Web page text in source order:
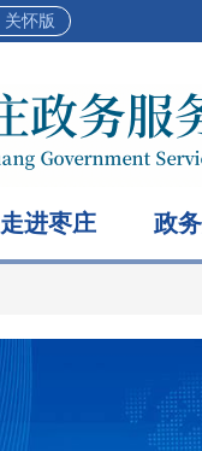
关怀版
走进枣庄 政